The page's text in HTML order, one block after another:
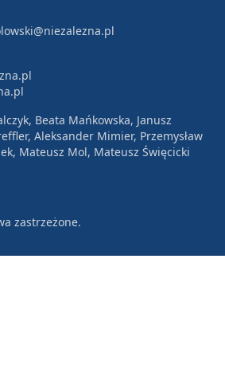
Beata Mańkowska, Janusz
Aleksander Mimier, Przemysław
Mateusz Mol, Mateusz Święcicki
zastrzeżone.